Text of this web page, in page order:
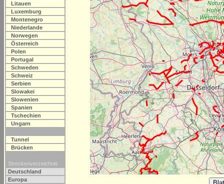
Litauen
Luxemburg
Montenegro
Niederlande
Norwegen
Österreich
Polen
Portugal
Schweden
Schweiz
Serbien
Slowakei
Slowenien
Spanien
Tschechien
Ungarn
Tunnel
Brücken
Streckenverzeichnis
Deutschland
Europa